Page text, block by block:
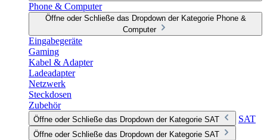
Phone & Computer
Öffne oder Schließe das Dropdown der Kategorie Phone &
Computer
Eingabegeräte
Gaming
Kabel & Adapter
Ladeadapter
Netzwerk
Steckdosen
Zubehör
Öffne oder Schließe das Dropdown der Kategorie SAT SAT
Öffne oder Schließe das Dropdown der Kategorie SAT